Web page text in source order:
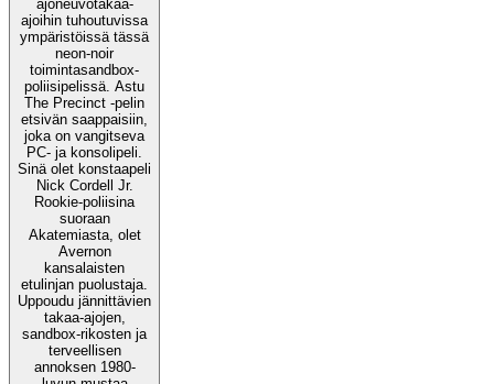
ajoneuvotakaa-
ajoihin tuhoutuvissa
ympäristöissä tässä
neon-noir
toimintasandbox-
poliisipelissä. Astu
The Precinct -pelin
etsivän saappaisiin,
joka on vangitseva
PC- ja konsolipeli.
Sinä olet konstaapeli
Nick Cordell Jr.
Rookie-poliisina
suoraan
Akatemiasta, olet
Avernon
kansalaisten
etulinjan puolustaja.
Uppoudu jännittävien
takaa-ajojen,
sandbox-rikosten ja
terveellisen
annoksen 1980-